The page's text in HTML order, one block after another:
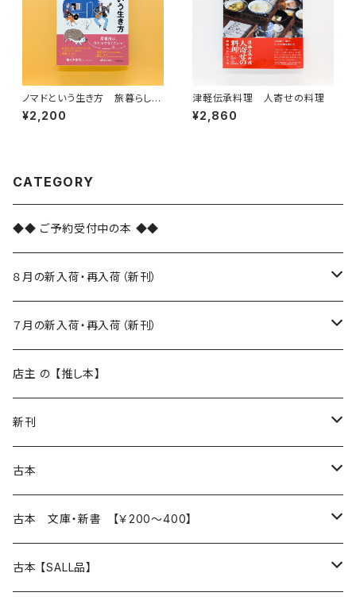
ノマドという生き方 旅暮らしの
人類学（教養みらい選書 10）
¥2,200
津軽伝承料理 人寄せの料理
¥2,860
CATEGORY
◆◆ ご予約受付中の本 ◆◆
８月の新入荷・再入荷（新刊）
新入荷
再入荷
７月の新入荷・再入荷（新刊）
新入荷
再入荷
店主 の 【推し本】
新刊
本 の あれこれ
読書のこと
本屋のこと
文芸
近代小説 エッセイ 戯曲（日本人作家）
日々 の できこと
古本
本 の あれこれ
読書のこと
日本文学
古本 文庫・新書 【￥200～400】
日本文学
古本 【SALL品】